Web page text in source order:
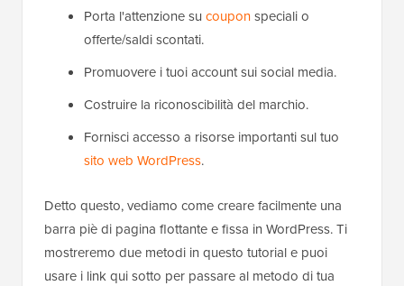
Porta l'attenzione su couponspeciali o
offerte/saldi scontati.
Promuovere i tuoi account sui social media.
Costruire la riconoscibilità del marchio.
Fornisci accesso a risorse importanti sul tuo
sito web WordPress.
Detto questo, vediamo come creare facilmente una
barra piè di pagina flottante e fissa in WordPress. Ti
mostreremo due metodi in questo tutorial e puoi
usare i link qui sotto per passare al metodo di tua